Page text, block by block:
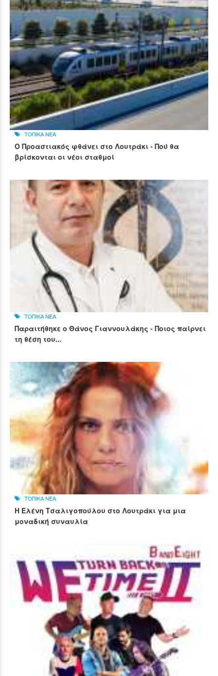
ΤΟΠΙΚΑ ΝΕΑ
Ο Προαστιακός φθάνει στο Λουτράκι - Πού θα
βρίσκονται οι νέοι σταθμοί
ΤΟΠΙΚΑ ΝΕΑ
Παραιτήθηκε ο Θάνος Γιαννουλάκης - Ποιος παίρνει
τη θέση του...
ΤΟΠΙΚΑ ΝΕΑ
Η Ελένη Τσαλιγοπούλου στο Λουτράκι για μια
μοναδική συναυλία